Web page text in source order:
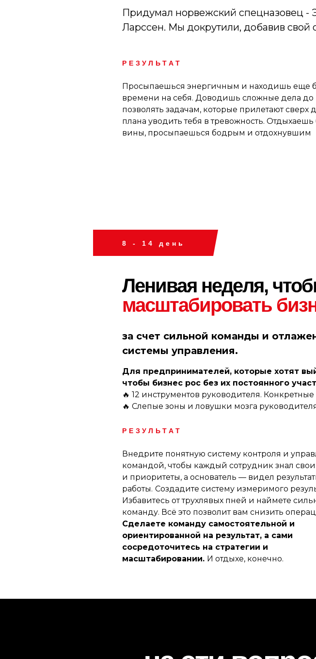
РЕЗУЛЬТАТ
Придумал норвежский спецназовец -
Ларссен. Мы докрутили, добавив свой
Просыпаешься энергичным и находишь еще
времени на себя. Доводишь сложные дела до
позволять задачам, которые прилетают сверх
плана уводить тебя в тревожность. Отдыхаешь
вины, просыпаешься бодрым и отдохнувшим
Ленивая неделя,
масштабировать
8 - 14 день
за счет сильной команды и
системы управления.
Для предпринимателей, которые хотят
чтобы бизнес рос без их постоянного
🔥 12 инструментов руководителя.
🔥 Слепые зоны и ловушки мозга
РЕЗУЛЬТАТ
Внедрите понятную систему контроля и
командой, чтобы каждый сотрудник знал свои
и приоритеты, а основатель — видел
работы. Создадите систему измеримого
Избавитесь от трухлявых пней и наймете
команду. Всё это позволит вам снизить
Сделаете команду самостоятельной и
ориентированной на результат, а сами
сосредоточитесь на стратегии и
масштабировании. И отдыхе, конечно.